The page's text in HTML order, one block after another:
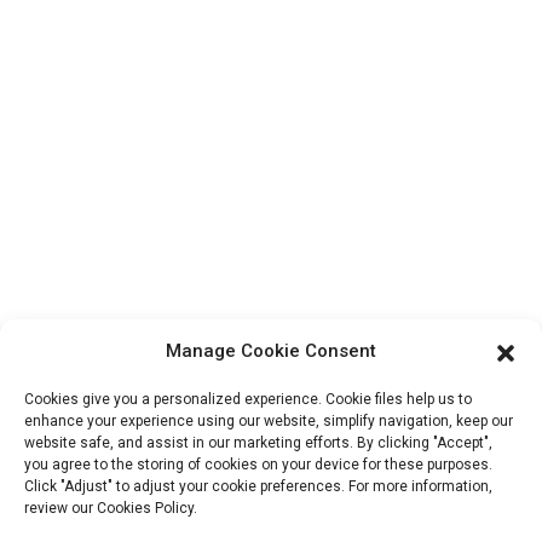
HuiZhou, 516157, Chine
fannie@hzdlpack.com
+86 13410678885
Bulletins D'information
Manage Cookie Consent
Cookies give you a personalized experience. Cookie files help us to
enhance your experience using our website, simplify navigation, keep our
website safe, and assist in our marketing efforts. By clicking "Accept",
you agree to the storing of cookies on your device for these purposes.
Click "Adjust" to adjust your cookie preferences. For more information,
review our Cookies Policy.